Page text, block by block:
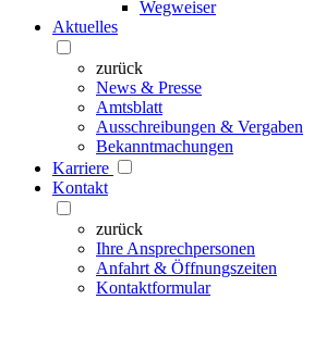
Wegweiser
Aktuelles
zurück
News & Presse
Amtsblatt
Ausschreibungen & Vergaben
Bekanntmachungen
Karriere
Kontakt
zurück
Ihre Ansprechpersonen
Anfahrt & Öffnungszeiten
Kontaktformular